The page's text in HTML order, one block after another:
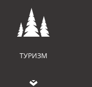
ТУРИЗМ